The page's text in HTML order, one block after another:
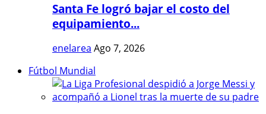
Santa Fe logró bajar el costo del
equipamiento...
enelarea Ago 7, 2026
Fútbol Mundial